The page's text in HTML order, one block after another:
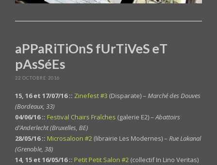
aPPaRiTiOnS fUrTiVeS eT
pAsSéEs
22 OCTOBRE 2016
15, 16 et 17/07/16 :: Zinefest #3 (Disparate) –Marché des Douves
(Bordeaux, 33)
04/06/16 :: Festival Chairs Fraîches (galerie E2) –Abattoirs
d’Anderlecht (Bruxelles, BE)
28/05/16 :: Microsaloon #2 (librairie Les Modernes) –Rue Lakanal
(Grenoble, 38)
14, 15 et 16/05/16 :: Petit Petit Salon #2 (collectif In Lino Veritas)